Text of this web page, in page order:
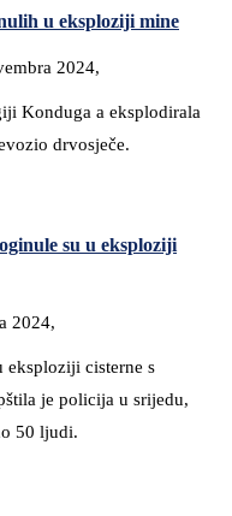
u eksploziji mine
2024,
Konduga a eksplodirala
drvosječe.
su u eksploziji
2024,
eksploziji cisterne s
je policija u srijedu,
50 ljudi.